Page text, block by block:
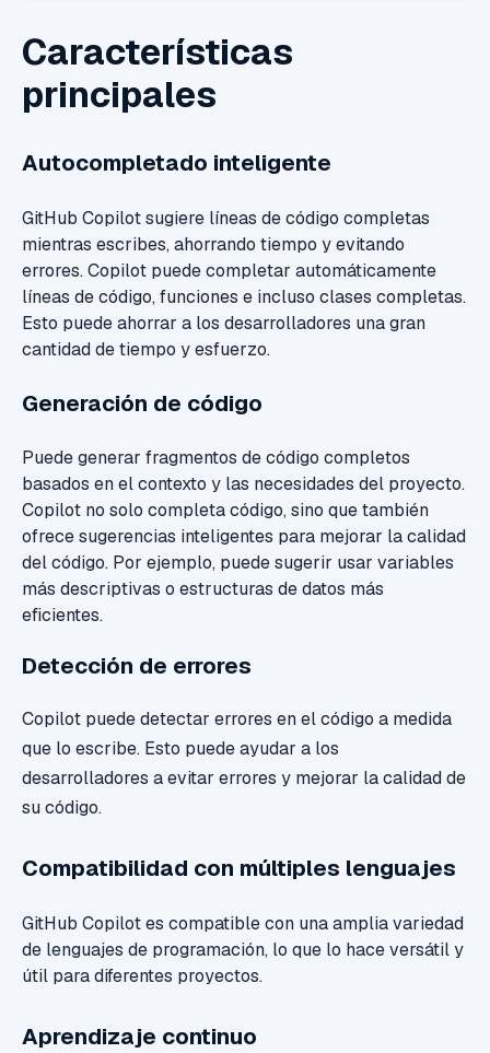
Características
principales
Autocompletado inteligente
GitHub Copilot sugiere líneas de código completas
mientras escribes, ahorrando tiempo y evitando
errores.Copilot puede completar automáticamente
líneas de código, funciones e incluso clases completas.
Esto puede ahorrar a los desarrolladores una gran
cantidad de tiempo y esfuerzo.
Generación de código
Puede generar fragmentos de código completos
basados en el contexto y las necesidades del proyecto.
Copilot no solo completa código, sino que también
ofrece sugerencias inteligentes para mejorar la calidad
del código. Por ejemplo, puede sugerir usar variables
más descriptivas o estructuras de datos más
eficientes.
Detección de errores
Copilot puede detectar errores en el código a medida
que lo escribe. Esto puede ayudar a los
desarrolladores a evitar errores y mejorar la calidad de
su código.
Compatibilidad con múltiples lenguajes
GitHub Copilot es compatible con una amplia variedad
de lenguajes de programación, lo que lo hace versátil y
útil para diferentes proyectos.
Aprendizaje continuo